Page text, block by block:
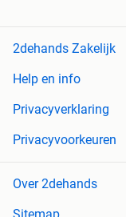
2dehands Zakelijk
Help en info
Privacyverklaring
Privacyvoorkeuren
Over 2dehands